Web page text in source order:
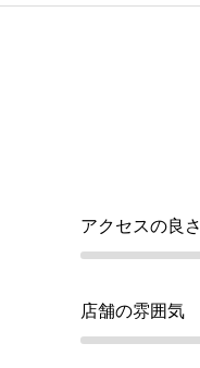
アクセスの良さ
店舗の雰囲気